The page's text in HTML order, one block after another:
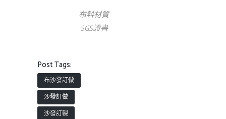
布料材質
SGS證書
Post Tags:
布沙發訂做
沙發訂做
沙發訂製